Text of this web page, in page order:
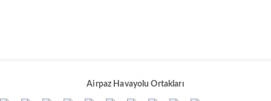
Airpaz Havayolu Ortakları